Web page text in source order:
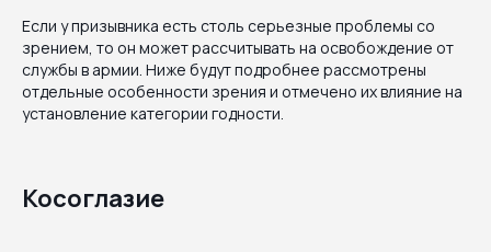
Если у призывника есть столь серьезные проблемы со
зрением, то он может рассчитывать на освобождение от
службы в армии. Ниже будут подробнее рассмотрены
отдельные особенности зрения и отмечено их влияние на
установление категории годности.
Косоглазие